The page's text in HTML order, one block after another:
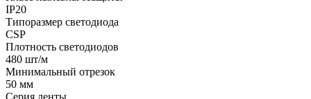
IP20
Типоразмер светодиода
CSP
Плотность светодиодов
480 шт/м
Минимальный отрезок
50 мм
Серия ленты